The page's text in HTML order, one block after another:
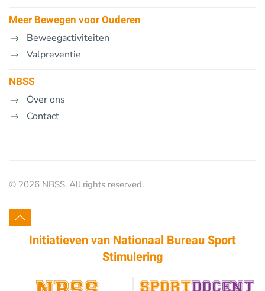
Meer Bewegen voor Ouderen
Beweegactiviteiten
Valpreventie
NBSS
Over ons
Contact
© 2026 NBSS. All rights reserved.
Initiatieven van Nationaal Bureau Sport
Stimulering